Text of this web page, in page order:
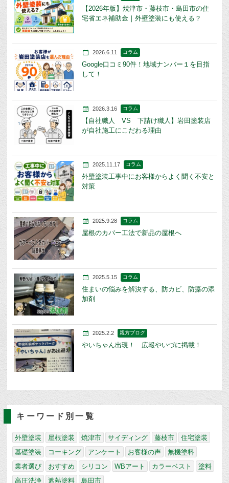
【2026年版】焼津市・藤枝市・島田市の住
宅省エネ補助金｜外壁塗装にも使える？
2026.6.11 コラム
Google口コミ90件！地域ナンバー１を目指
して！
2026.3.16 コラム
【自社職人 VS 下請け職人】岩田塗装店
が自社施工にこだわる理由
2025.11.17 コラム
外壁塗装工事中にお客様からよく聞く不安と
対策
2025.9.28 コラム
屋根のカバー工法で新品の屋根へ
2025.5.15 コラム
住まいの悩みを解決する、防カビ、防藻の添
加剤
2025.2.2 親方ブログ
やいちゃん出現！ 広報やいづに掲載！
キーワード別一覧
外壁塗装 屋根塗装 焼津市 サイディング 藤枝市
住宅塗装
基礎塗装
コーキング アンケート お客様の声
無機塗料
業者選び
おすすめ シリコン WBアート カラーベスト
塗料
高圧洗浄
遮熱塗料 島田市